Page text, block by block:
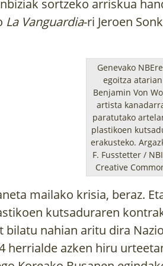
sortzeko arriskua
La Vanguardia-ri Jeroen
Genevako
egoitza atarian
Benjamin Von
artista
paratutako
plastikoen
erakusteko.
F. Fusstetter /
Creative
mailako krisia, beraz.
kutsaduraren
bilatu nahian aritu dira
herrialde azken hiru
ZUHAITZAK ETA
ARBOLAK EUSKAL
HERRIAN
Gure kulturaren historia eta
garapena ezin da ulertu
zuhaitzik...